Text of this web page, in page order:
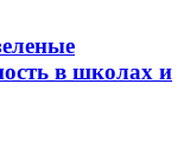
в школах и